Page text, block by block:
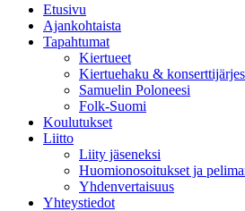
Etusivu
Ajankohtaista
Tapahtumat
Kiertueet
Kiertuehaku &
Samuelin Poloneesi
Folk-Suomi
Koulutukset
Liitto
Liity jäseneksi
Huomionosoitukset ja
Yhdenvertaisuus
Yhteystiedot